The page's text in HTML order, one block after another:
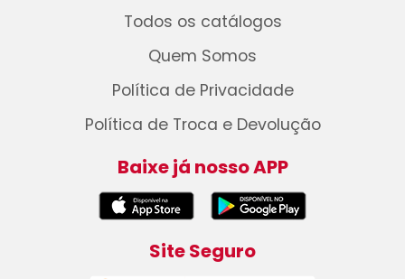
Todos os catálogos
Quem Somos
Política de Privacidade
Política de Troca e Devolução
Baixe já nosso APP
Site Seguro